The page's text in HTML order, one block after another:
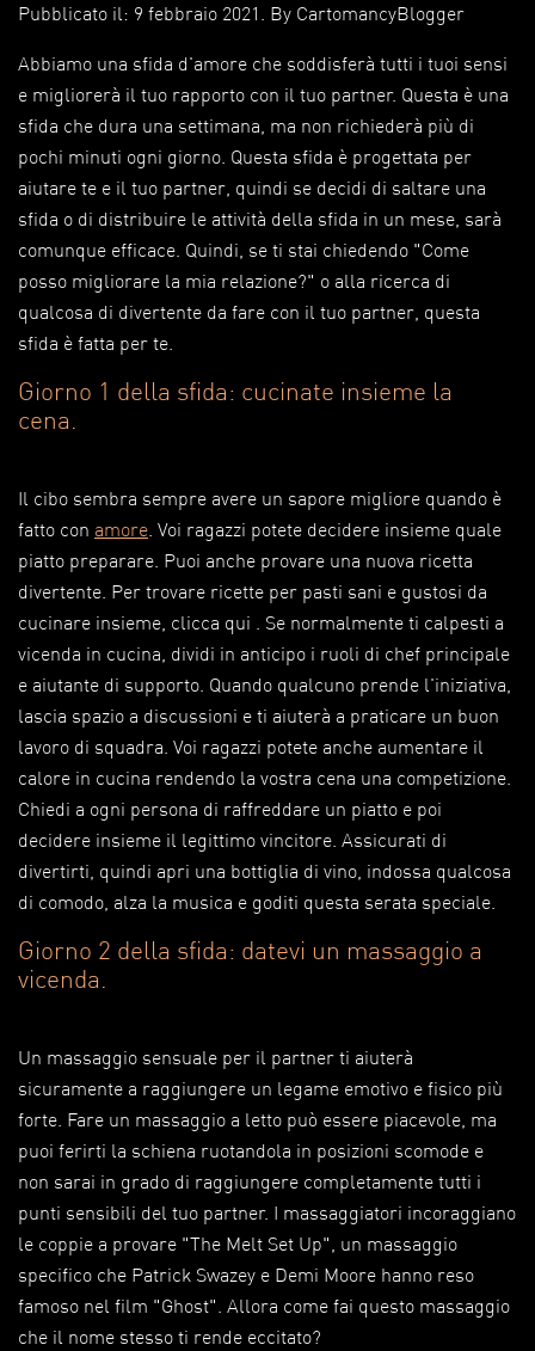
Pubblicato il: 9 febbraio 2021 . By CartomancyBlogger
Abbiamo una sfida d'amore che soddisferà tutti i tuoi sensi
e migliorerà il tuo rapporto con il tuo partner. Questa è una
sfida che dura una settimana, ma non richiederà più di
pochi minuti ogni giorno. Questa sfida è progettata per
aiutare te e il tuo partner, quindi se decidi di saltare una
sfida o di distribuire le attività della sfida in un mese, sarà
comunque efficace. Quindi, se ti stai chiedendo "Come
posso migliorare la mia relazione?" o alla ricerca di
qualcosa di divertente da fare con il tuo partner, questa
sfida è fatta per te.
Giorno 1 della sfida: cucinate insieme la
cena.
Il cibo sembra sempre avere un sapore migliore quando è
fatto con amore. Voi ragazzi potete decidere insieme quale
piatto preparare. Puoi anche provare una nuova ricetta
divertente. Per trovare ricette per pasti sani e gustosi da
cucinare insieme, clicca qui . Se normalmente ti calpesti a
vicenda in cucina, dividi in anticipo i ruoli di chef principale
e aiutante di supporto. Quando qualcuno prende l'iniziativa,
lascia spazio a discussioni e ti aiuterà a praticare un buon
lavoro di squadra. Voi ragazzi potete anche aumentare il
calore in cucina rendendo la vostra cena una competizione.
Chiedi a ogni persona di raffreddare un piatto e poi
decidere insieme il legittimo vincitore. Assicurati di
divertirti, quindi apri una bottiglia di vino, indossa qualcosa
di comodo, alza la musica e goditi questa serata speciale.
Giorno 2 della sfida: datevi un massaggio a
vicenda.
Un massaggio sensuale per il partner ti aiuterà
sicuramente a raggiungere un legame emotivo e fisico più
forte. Fare un massaggio a letto può essere piacevole, ma
puoi ferirti la schiena ruotandola in posizioni scomode e
non sarai in grado di raggiungere completamente tutti i
punti sensibili del tuo partner. I massaggiatori incoraggiano
le coppie a provare "The Melt Set Up", un massaggio
specifico che Patrick Swazey e Demi Moore hanno reso
famoso nel film "Ghost". Allora come fai questo massaggio
che il nome stesso ti rende eccitato?